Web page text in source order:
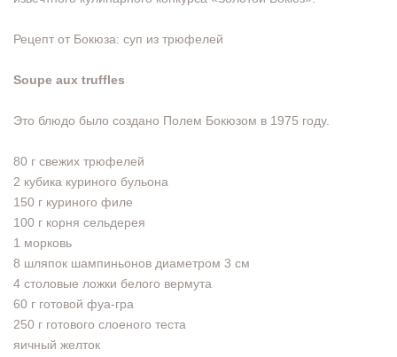
Рецепт от Бокюза: суп из трюфелей
Soupe aux truffles
Это блюдо было создано Полем Бокюзом в 1975 году.
80 г свежих трюфелей
2 кубика куриного бульона
150 г куриного филе
100 г корня сельдерея
1 морковь
8 шляпок шампиньонов диаметром 3 см
4 столовые ложки белого вермута
60 г готовой фуа-гра
250 г готового слоеного теста
яичный желток